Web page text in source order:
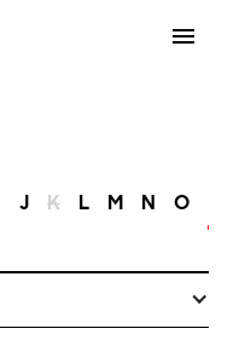
J K L M N O